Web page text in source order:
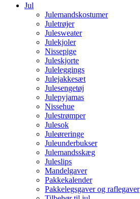
Jul
Julemandskostumer
Juletrøjer
Julesweater
Julekjoler
Nissepige
Juleskjorte
Juleleggings
Julejakkesæt
Julesengetøj
Julepyjamas
Nissehue
Julestrømper
Julesok
Juleøreringe
Juleunderbukser
Julemandsskæg
Juleslips
Mandelgaver
Pakkekalender
Pakkelegsgaver og raflegaver